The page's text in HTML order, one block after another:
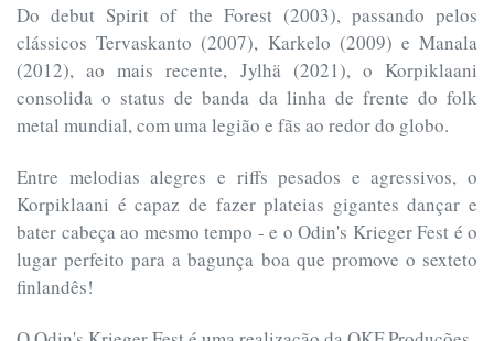
Do debut Spirit of the Forest (2003), passando pelos
clássicos Tervaskanto (2007), Karkelo (2009) e Manala
(2012), ao mais recente, Jylhä (2021), o Korpiklaani
consolida o status de banda da linha de frente do folk
metal mundial, com uma legião e fãs ao redor do globo.
Entre melodias alegres e riffs pesados e agressivos, o
Korpiklaani é capaz de fazer plateias gigantes dançar e
bater cabeça ao mesmo tempo - e o Odin's Krieger Fest é o
lugar perfeito para a bagunça boa que promove o sexteto
finlandês!